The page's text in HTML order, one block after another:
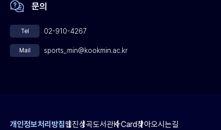
개인정보처리방침웹진성곡도서관K-Card찾아오시는길
문의
Tel 02-910-4267
Mail sports_min@kookmin.ac.kr